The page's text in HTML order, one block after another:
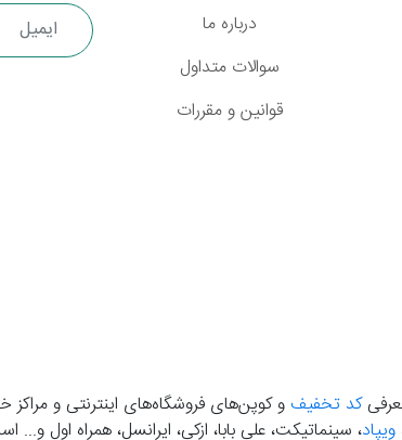
درباره ما
سوالات متداول
قوانین و مقررات
کد تخفیفو کوپن‌های فروشگاه‌های اینترنتی و مراکز
ویپاد، سینماتیکت، علی بابا، ازکی، ایرانسل، همراه اول